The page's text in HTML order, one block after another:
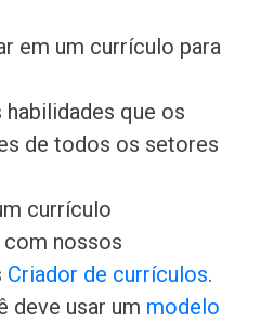
em um currículo para
que os
de todos os setores
currículo
nossos
Criador de currículos.
deve usar um modelo